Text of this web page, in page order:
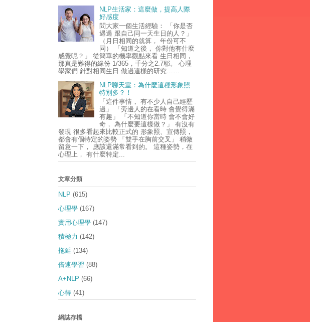
NLP生活家：這麼做，提高人際
好感度
問大家一個生活經驗： 「你是否
遇過 跟自己同一天生日的人？」
（月日相同的就算， 年份可不
同） 「知道之後， 你對他有什麼
感覺呢？」 從簡單的機率觀點來看 生日相同，
那真是難得的緣份 1/365，千分之2.7耶。 心理
學家們 針對相同生日 做過這樣的研究……
NLP聊天室：為什麼這種形象照
特別多？！
「這件事情， 有不少人自己經歷
過」 「旁邊人的在看時 會覺得滿
有趣」 「不知道你當時 會不會好
奇， 為什麼要這樣做？」 有沒有
發現 很多看起來比較正式的 形象照、宣傳照，
都會有個特定的姿勢 「雙手在胸前交叉」 稍微
留意一下， 應該還滿常看到的。 這種姿勢，在
心理上， 有什麼特定...
文章分類
NLP (615)
心理學 (167)
實用心理學 (147)
積極力 (142)
拖延 (134)
倍速學習 (88)
A+NLP (66)
心得 (41)
網誌存檔